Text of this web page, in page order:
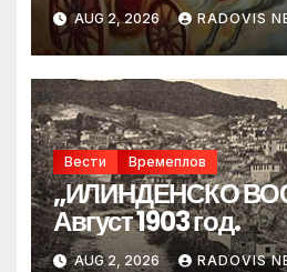
AUG 2, 2026 RADOVIS
Вести Времеплов
„ИЛИНДЕНСКО
Август 1903 год.
AUG 2, 2026 RADOVIS